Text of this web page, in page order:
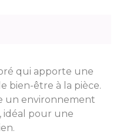
qui apporte une
bien-être à la pièce.
un environnement
idéal pour une